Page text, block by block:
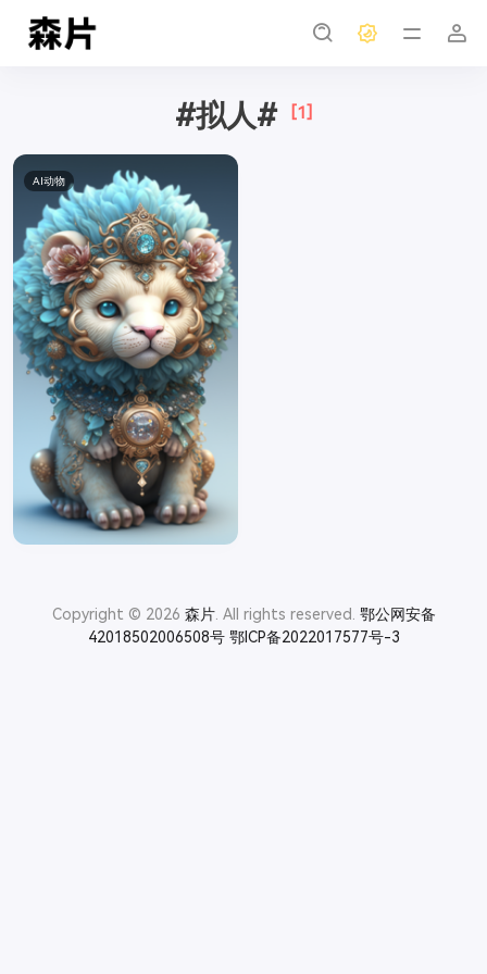
#拟人# [1]
AI动物
Copyright © 2026 森片. All rights reserved. 鄂公网安备
42018502006508号 鄂ICP备2022017577号-3